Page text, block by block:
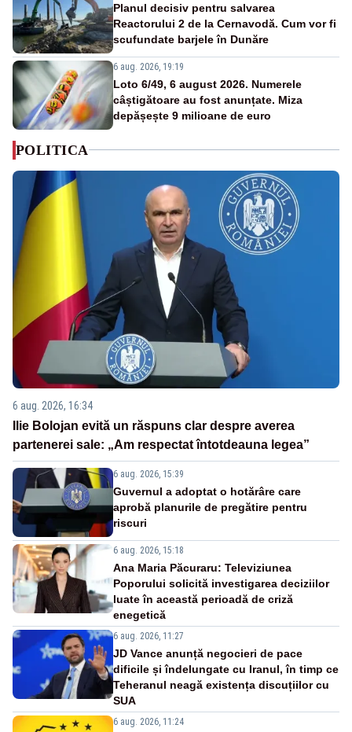
Planul decisiv pentru salvarea
Reactorului 2 de la Cernavodă. Cum vor fi
scufundate barjele în Dunăre
6 aug. 2026, 19:19
Loto 6/49, 6 august 2026. Numerele
câștigătoare au fost anunțate. Miza
depășește 9 milioane de euro
POLITICA
6 aug. 2026, 16:34
Ilie Bolojan evită un răspuns clar despre averea
partenerei sale: „Am respectat întotdeauna legea”
6 aug. 2026, 15:39
Guvernul a adoptat o hotărâre care
aprobă planurile de pregătire pentru
riscuri
6 aug. 2026, 15:18
Ana Maria Păcuraru: Televiziunea
Poporului solicită investigarea deciziilor
luate în această perioadă de criză
enegetică
6 aug. 2026, 11:27
JD Vance anunță negocieri de pace
dificile și îndelungate cu Iranul, în timp ce
Teheranul neagă existența discuțiilor cu
SUA
6 aug. 2026, 11:24